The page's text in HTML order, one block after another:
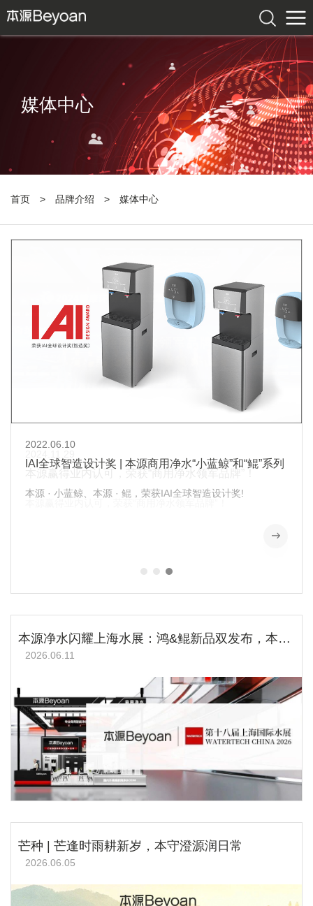
媒体中心
首页 > 品牌介绍 > 媒体中心
2022.06.10
IAI全球智造设计奖 | 本源商用净水“小蓝鲸”和“鲲”系列
本源 · 小蓝鲸、本源 · 鲲，荣获IAI全球智造设计奖!
净水盛宴开启！本源净水邀你共赏新品，探秘本源实
本源赢得业内认可，荣获“商用净水领军品牌”！
2022.06.10
IAI全球智造设计奖 | 本源商用净水“小蓝鲸”和“鲲”系列
本源 · 小蓝鲸、本源 · 鲲，荣获IAI全球智造设计奖!
净水盛宴开启！本源净水邀你共赏新品，探秘本源实
本源净水闪耀上海水展：鸿&鲲新品双发布，本源净水坚定长期主义，保持高速发展！
2026.06.11
芒种 | 芒逢时雨耕新岁，本守澄源润日常
2026.06.05